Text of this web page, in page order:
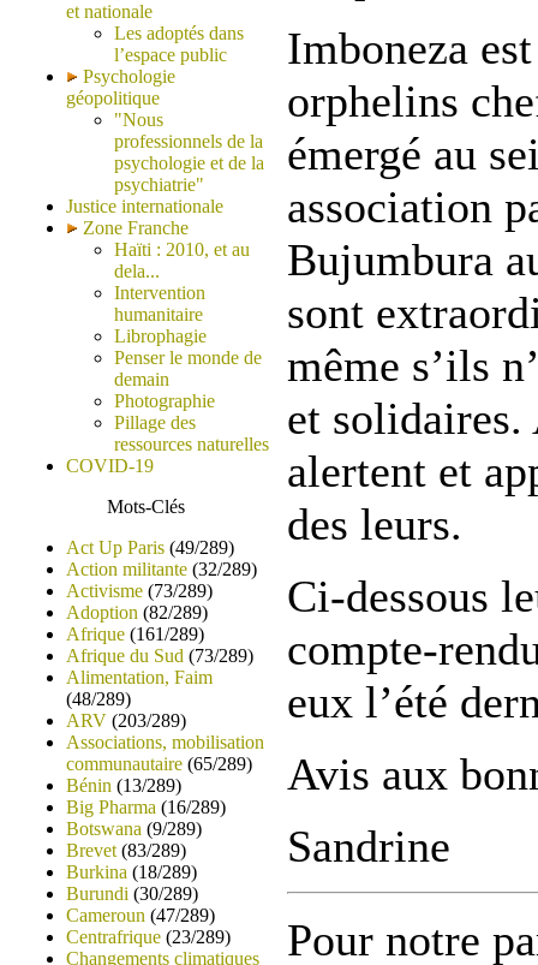
et nationale
Les adoptés dans
l’espace public
Psychologie
géopolitique
"Nous
professionnels de la
psychologie et de la
psychiatrie"
Justice internationale
Zone Franche
Haïti : 2010, et au
dela...
Intervention
humanitaire
Librophagie
Penser le monde de
demain
Photographie
Pillage des
ressources naturelles
COVID-19
Mots-Clés
Act Up Paris (49/289)
Action militante (32/289)
Activisme (73/289)
Adoption (82/289)
Afrique (161/289)
Afrique du Sud (73/289)
Alimentation, Faim
(48/289)
ARV (203/289)
Associations, mobilisation
communautaire (65/289)
Bénin (13/289)
Big Pharma (16/289)
Botswana (9/289)
Brevet (83/289)
Burkina (18/289)
Burundi (30/289)
Cameroun (47/289)
Centrafrique (23/289)
Changements climatiques
Imboneza
orphelins
émergé au
association
Bujumbura
sont
même s’ils
et
alertent et
des leurs.
Ci-dessous
compte-
eux l’été
Avis aux
Sandrine
Pour notre